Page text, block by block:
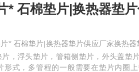
* 石棉垫片|换热器垫
* 石棉垫片|换热器垫片供应厂家换热器
，浮头垫片，管箱侧垫片，外头盖垫
形式，多管程的一般需要在垫片内圈